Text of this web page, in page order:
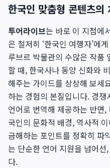
한국인 맞춤형 콘텐츠의
투어라이브는 바로 이 지점에
은 철저히 ‘한국인 여행자’에
루브르 박물관의 수많은 작품
할 때, 한국사나 동양 신화와
해주는 가이드를 상상해 보세
하는 경험의 본질입니다. 경
언어로 번역해 제공하는 반면
국인의 문화적 배경, 역사적
금해하는 포인트를 정확히 파
는 단순한 언어 지원을 넘어
다.